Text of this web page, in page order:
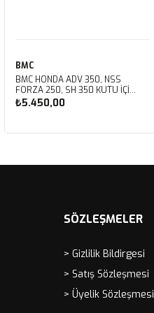
BMC
BMC HONDA ADV 350, NSS
FORZA 250, SH 350 KUTU İÇİ
PERFORMANS HAVA FİLTRESİ
₺5.450,00
SÖZLEŞMELER
> Gizlilik Bildirgesi
> Satış Sözleşmesi
> Üyelik Sözleşmesi